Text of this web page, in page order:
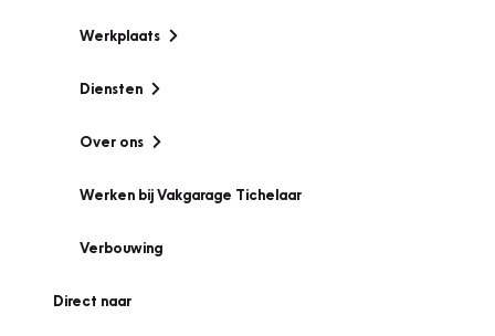
Werkplaats
Diensten
Over ons
Werken bij Vakgarage Tichelaar
Verbouwing
Direct naar